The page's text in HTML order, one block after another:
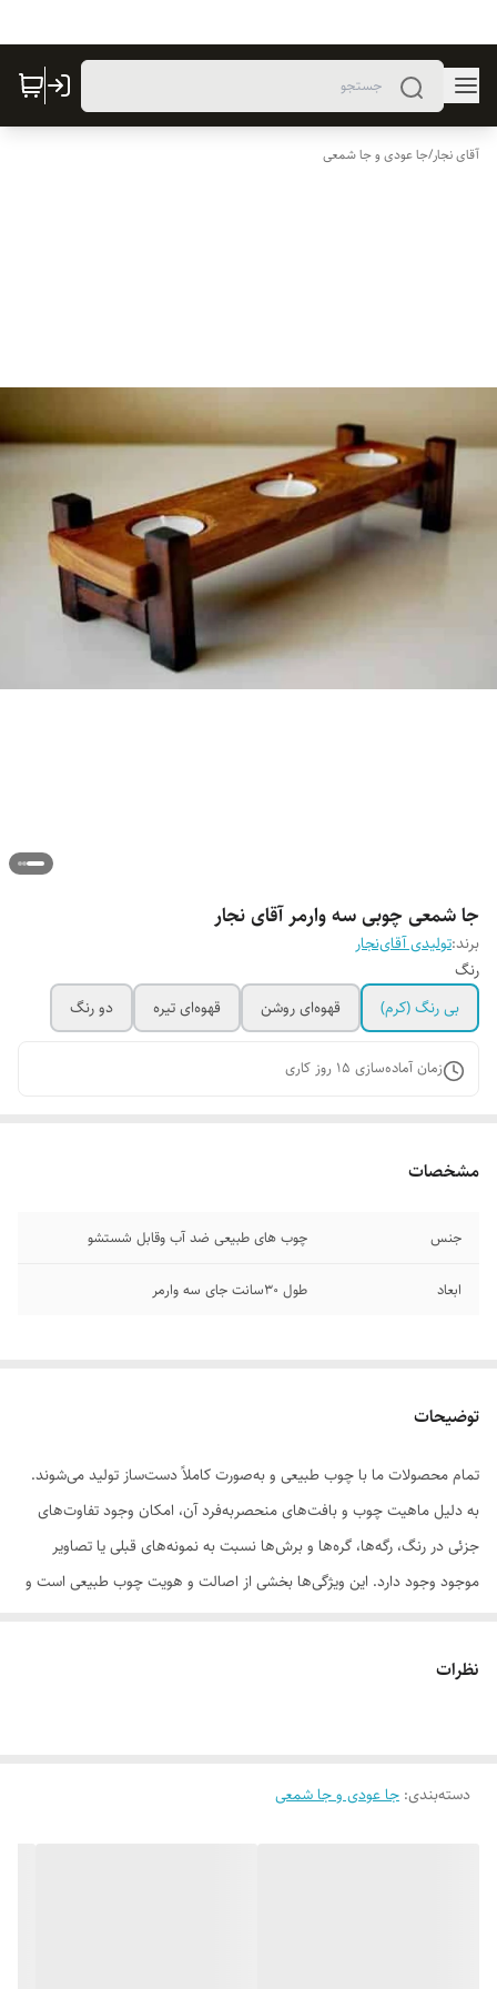
آقای نجار/جا عودی و جا شمعی
جا شمعی چوبی سه وارمر آقای نجار
برند:تولیدی آقای‌نجار
رنگ
بی رنگ (کرم)
قهوه‌ای روشن قهوه‌ای تیره دو رنگ
زمان آماده‌سازی 15 روز کاری
مشخصات
جنس چوب های طبیعی ضد آب وقابل شستشو
ابعاد طول ۳۰سانت جای سه وارمر
توضیحات
تمام محصولات ما با چوب طبیعی و به‌صورت کاملاً دست‌ساز تولید می‌شوند.
به دلیل ماهیت چوب و بافت‌های منحصر‌به‌فرد آن، امکان وجود تفاوت‌های
جزئی در رنگ، رگه‌ها، گره‌ها و برش‌ها نسبت به نمونه‌های قبلی یا تصاویر
موجود وجود دارد. این ویژگی‌ها بخشی از اصالت و هویت چوب طبیعی است و
سفارش به‌منزله‌ی پذیرش این موارد و آگاهی از ویژگی‌های طبیعی چوب هست
نظرات
دسته‌بندی: جا عودی و جا شمعی